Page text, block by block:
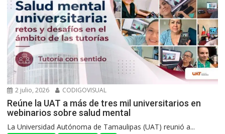
2 julio, 2026 CODIGOVISUAL
Reúne la UAT a más de tres mil universitarios en
webinarios sobre salud mental
La Universidad Autónoma de Tamaulipas (UAT) reunió a...